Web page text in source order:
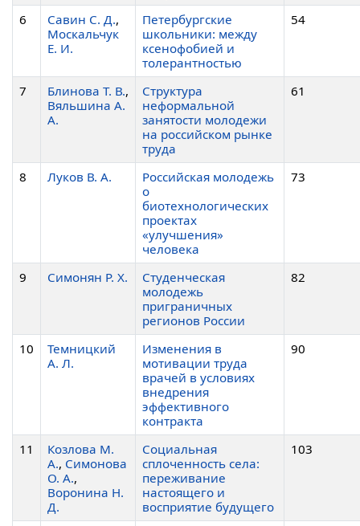
6 Савин С. Д.,
Москальчук
Е. И.
Петербургские
школьники: между
ксенофобией и
толерантностью
54
7 Блинова Т. В.,
Вяльшина А.
А.
Структура
неформальной
занятости молодежи
на российском рынке
труда
61
8 Луков В. А.
Российская молодежь
о
биотехнологических
проектах
«улучшения»
человека
73
9 Симонян Р. Х.
Студенческая
молодежь
приграничных
регионов России
82
10
Темницкий
А. Л.
Изменения в
мотивации труда
врачей в условиях
внедрения
эффективного
контракта
90
11
Козлова М.
А., Симонова
О. А.,
Воронина Н.
Д.
Социальная
сплоченность села:
переживание
настоящего и
восприятие будущего
103